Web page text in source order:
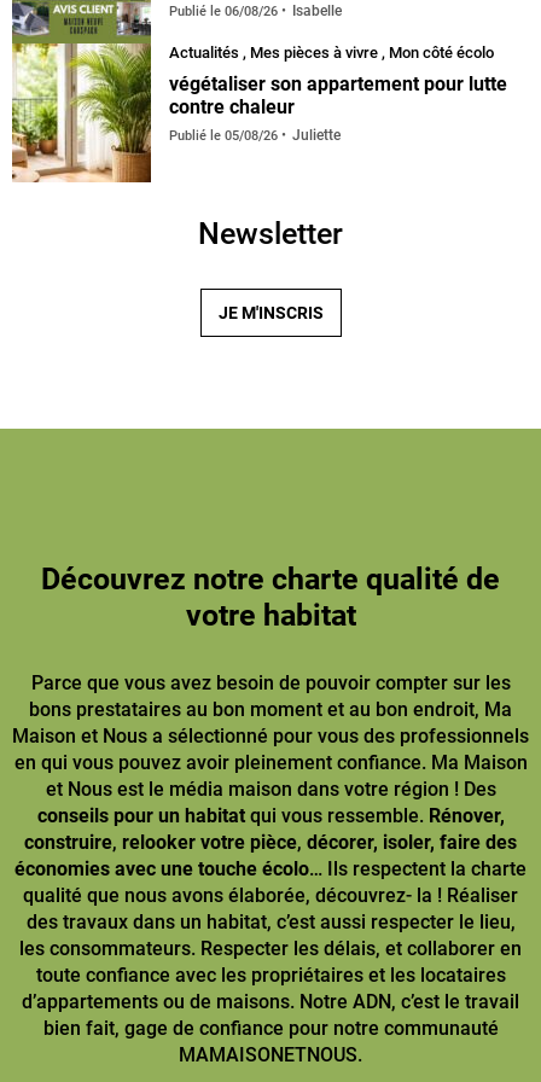
Publié le 06/08/26 Isabelle
Actualités , Mes pièces à vivre , Mon côté écolo
végétaliser son appartement pour lutte
contre chaleur
Publié le 05/08/26 Juliette
Newsletter
JE M'INSCRIS
Découvrez notre charte qualité de
votre habitat
Parce que vous avez besoin de pouvoir compter sur les
bons prestataires au bon moment et au bon endroit, Ma
Maison et Nous a sélectionné pour vous des professionnels
en qui vous pouvez avoir pleinement confiance. Ma Maison
et Nous est le média maison dans votre région ! Des
conseils pour un habitatqui vous ressemble. Rénover,
construire, relooker votre pièce, décorer, isoler, faire des
économies avec une touche écolo… Ils respectent la charte
qualité que nous avons élaborée, découvrez- la ! Réaliser
des travaux dans un habitat, c’est aussi respecter le lieu,
les consommateurs. Respecter les délais, et collaborer en
toute confiance avec les propriétaires et les locataires
d’appartements ou de maisons. Notre ADN, c’est le travail
bien fait, gage de confiance pour notre communauté
MAMAISONETNOUS.